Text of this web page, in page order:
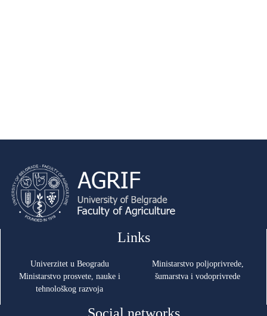
Links
Univerzitet u Beogradu
Ministarstvo prosvete, nauke i
tehnološkog razvoja
Ministarstvo poljoprivrede,
šumarstva i vodoprivrede